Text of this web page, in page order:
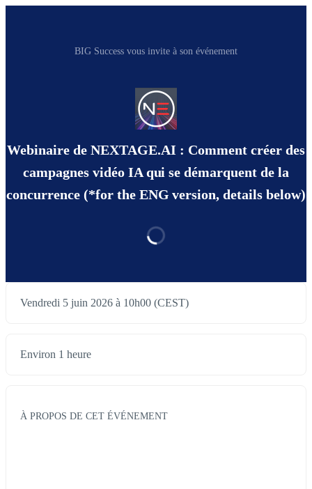
BIG Success vous invite à son événement
Webinaire de NEXTAGE.AI : Comment créer des
campagnes vidéo IA qui se démarquent de la
concurrence (*for the ENG version, details below)
Vendredi 5 juin 2026 à 10h00 (CEST)
Environ 1 heure
À PROPOS DE CET ÉVÉNEMENT